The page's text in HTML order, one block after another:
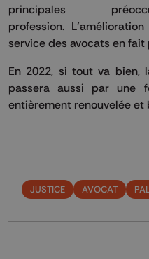
principales
profession.
service des avocats en fait
En 2022, si tout va bien,
passera aussi par une
entièrement renouvelée et
JUSTICE AVOCAT